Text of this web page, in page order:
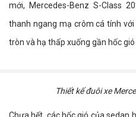
mới, Mercedes-Benz S-Class
thanh ngang mạ crôm cá tính
tròn và hạ thấp xuống gần hốc
Thiết kế đuôi xe